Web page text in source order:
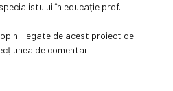
în educație prof.
legate de acest proiect de
de comentarii.